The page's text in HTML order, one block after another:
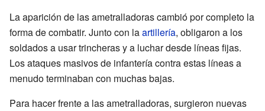
La aparición de las ametralladoras cambió por completo la
forma de combatir. Junto con laartillería, obligaron a los
soldados a usar trincheras y a luchar desde líneas fijas.
Los ataques masivos de infantería contra estas líneas a
menudo terminaban con muchas bajas.
Para hacer frente a las ametralladoras, surgieron nuevas